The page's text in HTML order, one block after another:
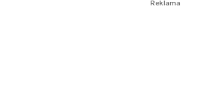
Reklama